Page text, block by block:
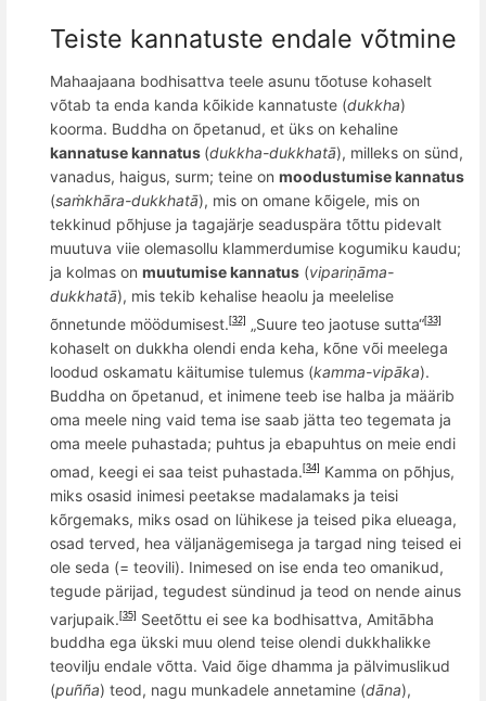
Teiste kannatuste endale võtmine
Mahaajaana bodhisattva teele asunu tõotuse kohaselt
võtab ta enda kanda kõikide kannatuste (dukkha)
koorma. Buddha on õpetanud, et üks on kehaline
kannatuse kannatus (dukkha-dukkhatā), milleks on sünd,
vanadus, haigus, surm; teine on moodustumise kannatus
(saṁkhāra-dukkhatā), mis on omane kõigele, mis on
tekkinud põhjuse ja tagajärje seaduspära tõttu pidevalt
muutuva viie olemasollu klammerdumise kogumiku kaudu;
ja kolmas on muutumise kannatus (vipariṇāma-
dukkhatā), mis tekib kehalise heaolu ja meelelise
õnnetunde möödumisest. [32] „Suure teo jaotuse sutta“[33]
kohaselt on dukkha olendi enda keha, kõne või meelega
loodud oskamatu käitumise tulemus (kamma-vipāka).
Buddha on õpetanud, et inimene teeb ise halba ja määrib
oma meele ning vaid tema ise saab jätta teo tegemata ja
oma meele puhastada; puhtus ja ebapuhtus on meie endi
omad, keegi ei saa teist puhastada. [34]
Kamma on põhjus,
miks osasid inimesi peetakse madalamaks ja teisi
kõrgemaks, miks osad on lühikese ja teised pika elueaga,
osad terved, hea väljanägemisega ja targad ning teised ei
ole seda (= teovili). Inimesed on ise enda teo omanikud,
tegude pärijad, tegudest sündinud ja teod on nende ainus
varjupaik. [35] Seetõttu ei see ka bodhisattva, Amitābha
buddha ega ükski muu olend teise olendi dukkhalikke
teovilju endale võtta. Vaid õige dhamma ja pälvimuslikud
(puñña) teod, nagu munkadele annetamine (dāna),